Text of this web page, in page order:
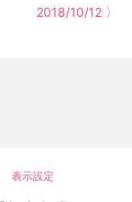
2018/10/12 〉
表示設定